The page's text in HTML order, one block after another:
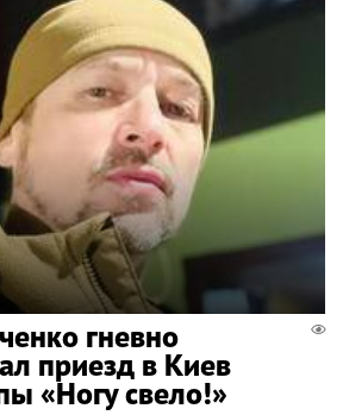
гневно
приезд в Киев
«Ногу свело!»